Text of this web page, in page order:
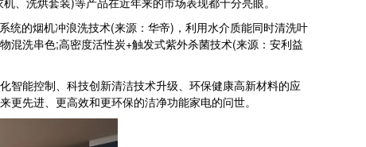
的烟机冲浪洗技术(来源：华帝)，利用水介质能同时清洗叶
混洗串色;高密度活性炭+触发式紫外杀菌技术(来源：安利益
能控制、科技创新清洁技术升级、环保健康高新材料的应
先进、更高效和更环保的洁净功能家电的问世。